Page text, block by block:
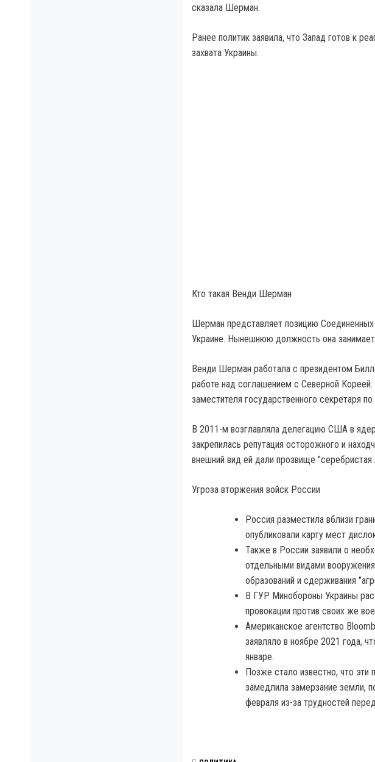
сказала Шерман.
Ранее политик заявила, что Запад готов к
захвата Украины.
Кто такая Венди Шерман
Шерман представляет позицию
Украине. Нынешнюю должность она
Венди Шерман работала с президентом
работе над соглашением с Северной
заместителя государственного секретаря
В 2011-м возглавляла делегацию США в
закрепилась репутация осторожного и
внешний вид ей дали прозвище "серебристая
Угроза вторжения войск России
Россия разместила вблизи
опубликовали карту мест
Также в России заявили о
отдельными видами
образований и сдерживания
В ГУР Минобороны Украины
провокации против своих же
Американское агентство
заявляло в ноябре 2021 года,
январе.
Позже стало известно, что
замедлила замерзание земли,
февраля из-за трудностей